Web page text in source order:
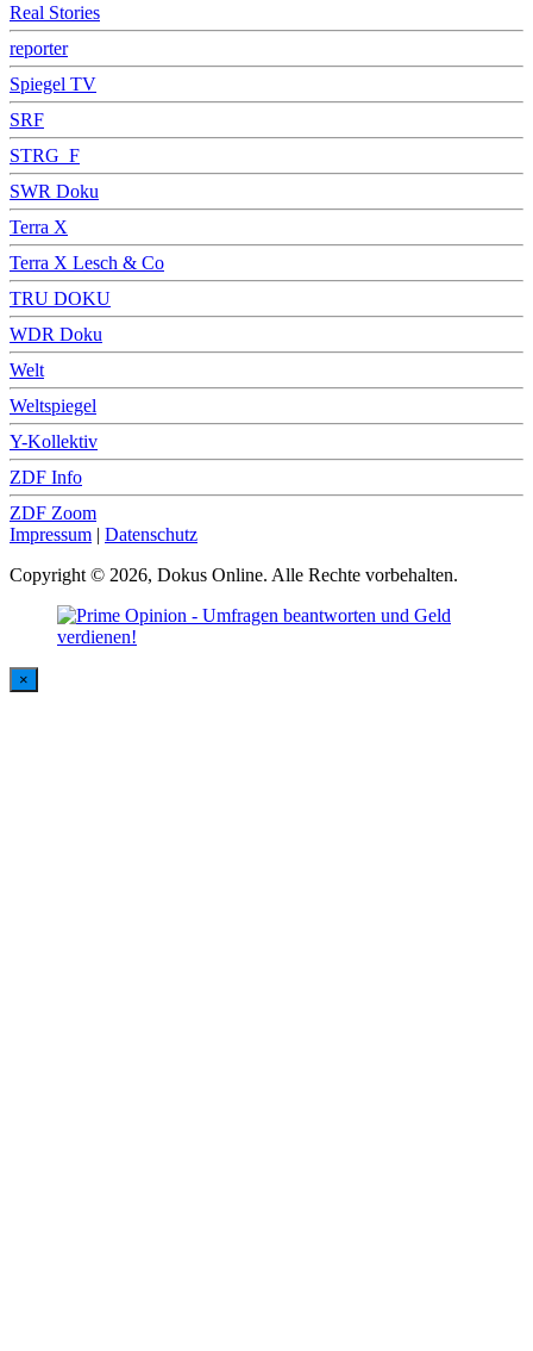
Real Stories
reporter
Spiegel TV
SRF
STRG_F
SWR Doku
Terra X
Terra X Lesch & Co
TRU DOKU
WDR Doku
Welt
Weltspiegel
Y-Kollektiv
ZDF Info
ZDF Zoom
Impressum | Datenschutz
Copyright © 2026, Dokus Online. Alle Rechte vorbehalten.
×